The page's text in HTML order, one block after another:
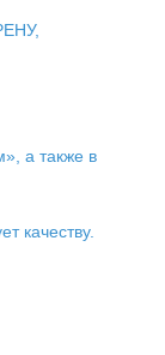
а также в
качеству.